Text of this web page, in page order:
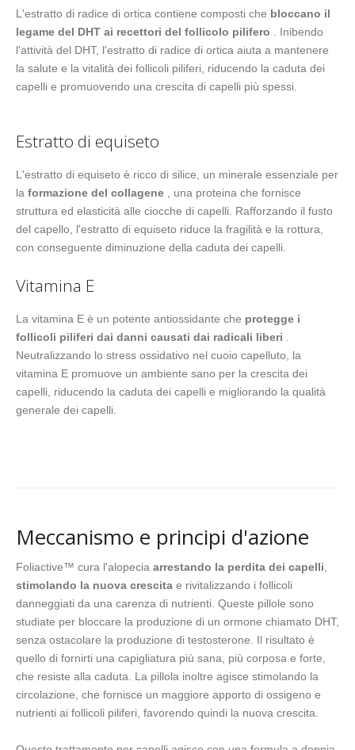
L'estratto di radice di ortica contiene composti che bloccano il
legame del DHT ai recettori del follicolo pilifero . Inibendo
l'attività del DHT, l'estratto di radice di ortica aiuta a mantenere
la salute e la vitalità dei follicoli piliferi, riducendo la caduta dei
capelli e promuovendo una crescita di capelli più spessi.
Estratto di equiseto
L'estratto di equiseto è ricco di silice, un minerale essenziale per
la formazione del collagene , una proteina che fornisce
struttura ed elasticità alle ciocche di capelli. Rafforzando il fusto
del capello, l'estratto di equiseto riduce la fragilità e la rottura,
con conseguente diminuzione della caduta dei capelli.
Vitamina E
La vitamina E è un potente antiossidante che protegge i
follicoli piliferi dai danni causati dai radicali liberi
Neutralizzando lo stress ossidativo nel cuoio capelluto, la
vitamina E promuove un ambiente sano per la crescita dei
capelli, riducendo la caduta dei capelli e migliorando la qualità
generale dei capelli.
Meccanismo e principi d'azione
Foliactive™ cura l'alopecia arrestando la perdita dei capelli
stimolando la nuova crescita e rivitalizzando i follicoli
danneggiati da una carenza di nutrienti. Queste pillole sono
studiate per bloccare la produzione di un ormone chiamato DHT,
senza ostacolare la produzione di testosterone. Il risultato è
quello di fornirti una capigliatura più sana, più corposa e forte,
che resiste alla caduta. La pillola inoltre agisce stimolando la
circolazione, che fornisce un maggiore apporto di ossigeno e
nutrienti ai follicoli piliferi, favorendo quindi la nuova crescita.